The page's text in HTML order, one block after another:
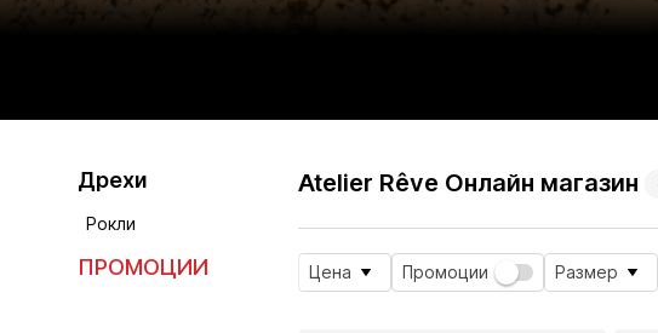
Дрехи
Рокли
ПРОМОЦИИ
Atelier Rêve Онлайн магазин
Цена Промоции Размер